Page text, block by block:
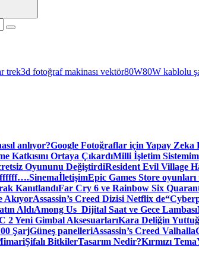
trek3d fotoğraf makinası vektör80W80W kablolu
anlıyor?Google Fotoğraflar için Yapay Zeka
Katkısını Ortaya ÇıkardıMilli İşletim
Oyununu DeğiştirdiResident Evil Village
SinemaİletişimEpic Games Store
KanıtlandıFar Cry 6 ve Rainbow Six
AkıyorAssassin’s Creed Dizisi Netflix de
AldıAmong Us Dijital Saat ve Gece Lambası
2 Yeni Gimbal AksesuarlarıKara Deliğin
ŞarjGüneş panelleriAssassin’s Creed Valhalla
Şifalı BitkilerTasarım Nedir?Kırmızı Tema